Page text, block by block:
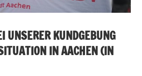
UNSERER KUNDGEBUNG
IN AACHEN (IN